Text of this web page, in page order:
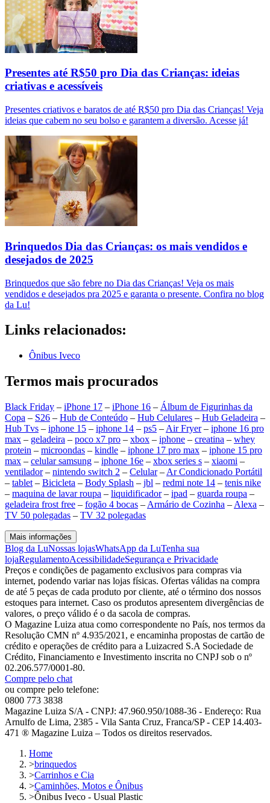
Presentes até R$50 pro Dia das Crianças: ideias
criativas e acessíveis
Presentes criativos e baratos de até R$50 pro Dia das Crianças! Veja
ideias que cabem no seu bolso e garantem a diversão. Acesse já!
Brinquedos Dia das Crianças: os mais vendidos e
desejados de 2025
Brinquedos que são febre no Dia das Crianças! Veja os mais
vendidos e desejados pra 2025 e garanta o presente. Confira no blog
da Lu!
Links relacionados:
Ônibus Iveco
Termos mais procurados
Black Friday – iPhone 17 – iPhone 16 – Álbum de Figurinhas da
Copa – S26 – Hub de Conteúdo – Hub Celulares – Hub Geladeira –
Hub Tvs – iphone 15 – iphone 14 – ps5 – Air Fryer– iphone 16 pro
max – geladeira – poco x7 pro – xbox – iphone – creatina – whey
protein – microondas – kindle – iphone 17 pro max – iphone 15 pro
max – celular samsung – iphone 16e – xbox series s – xiaomi –
ventilador– nintendo switch 2 – Celular– Ar Condicionado Portátil
– tablet – Bicicleta – Body Splash – jbl – redmi note 14 – tenis nike
– maquina de lavar roupa – liquidificador– ipad – guarda roupa –
geladeira frost free – fogão 4 bocas – Armário de Cozinha – Alexa –
TV 50 polegadas – TV 32 polegadas
Mais informações
Blog da LuNossas lojasWhatsApp da LuTenha sua
lojaRegulamentoAcessibilidadeSegurança e Privacidade
Preços e condições de pagamento exclusivos para compras via
internet, podendo variar nas lojas físicas. Ofertas válidas na compra
de até 5 peças de cada produto por cliente, até o término dos nossos
estoques para internet. Caso os produtos apresentem divergências de
valores, o preço válido é o da sacola de compras.
O Magazine Luiza atua como correspondente no País, nos termos da
Resolução CMN nº 4.935/2021, e encaminha propostas de cartão de
crédito e operações de crédito para a Luizacred S.A Sociedade de
Crédito, Financiamento e Investimento inscrita no CNPJ sob o nº
02.206.577/0001-80.
Compre pelo chat
ou compre pelo telefone:
0800 773 3838
Magazine Luiza S/A - CNPJ: 47.960.950/1088-36 - Endereço: Rua
Arnulfo de Lima, 2385 - Vila Santa Cruz, Franca/SP - CEP 14.403-
471 ® Magazine Luiza – Todos os direitos reservados.
Home
>brinquedos
>Carrinhos e Cia
>Caminhões, Motos e Ônibus
>Ônibus Iveco - Usual Plastic